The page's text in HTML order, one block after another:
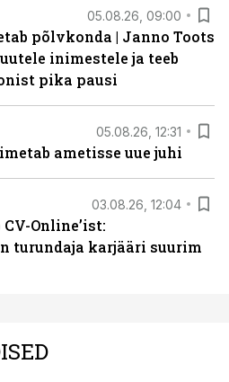
05.08.26, 09:00
põlvkonda | Janno Toots
inimestele ja teeb
pika pausi
05.08.26, 12:31
ametisse uue juhi
03.08.26, 12:04
Online’ist:
turundaja karjääri suurim